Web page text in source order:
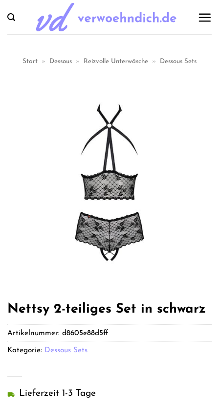
Inhalt
springen
Start » Dessous » Reizvolle Unterwäsche » Dessous Sets
Nettsy 2-teiliges Set in schwarz
Lieferzeit 1-3 Tage
Artikelnummer: d8605e88d5ff
Kategorie: Dessous Sets